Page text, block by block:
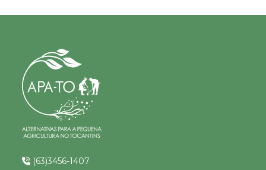
(63)3456-1407